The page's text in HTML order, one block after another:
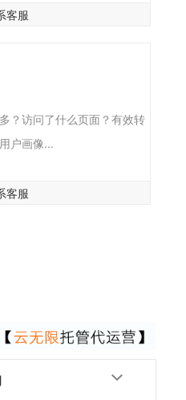
客服
？访问了什么页面？有效转
户画像...
客服